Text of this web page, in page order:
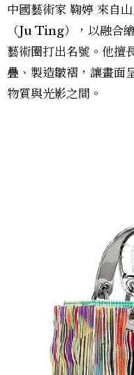
中國藝術家 鞠婷 來自
（Ju Ting），以融合
藝術圈打出名號。他擅
疊、製造皺褶，讓畫面
物質與光影之間。